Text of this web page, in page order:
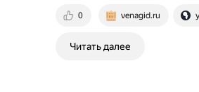
0 venagid.ru
Читать далее